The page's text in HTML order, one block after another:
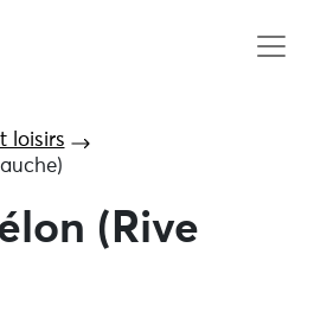
loisirs
(Rive